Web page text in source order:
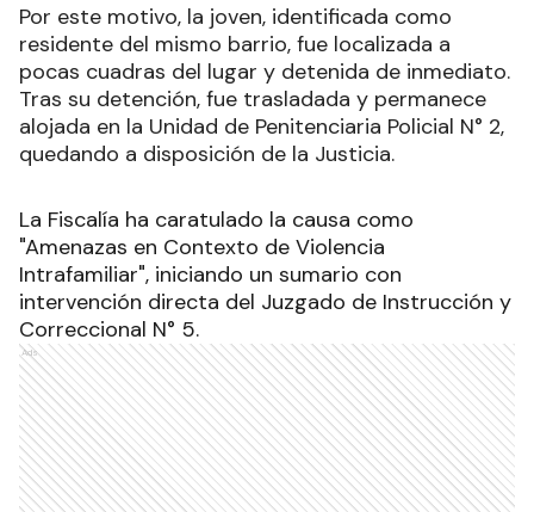
Por este motivo, la joven, identificada como
residente del mismo barrio, fue localizada a
pocas cuadras del lugar y detenida de inmediato.
Tras su detención, fue trasladada y permanece
alojada en la Unidad de Penitenciaria Policial N° 2,
quedando a disposición de la Justicia.
La Fiscalía ha caratulado la causa como
"Amenazas en Contexto de Violencia
Intrafamiliar", iniciando un sumario con
intervención directa del Juzgado de Instrucción y
Correccional N° 5.
Ads